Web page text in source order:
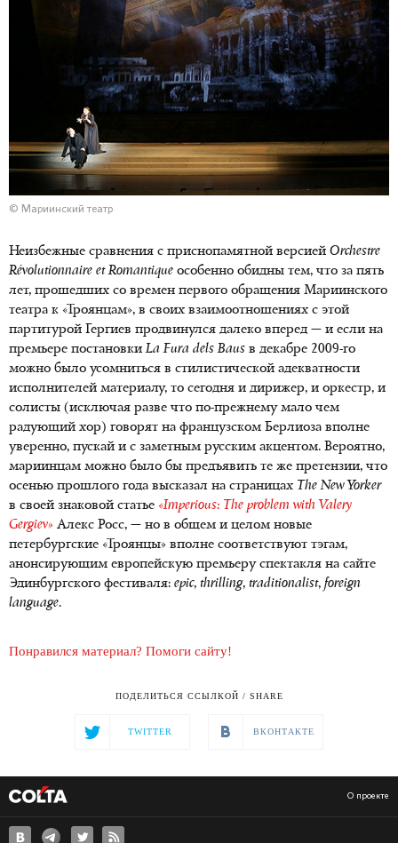
© Мариинский театр
Неизбежные сравнения с приснопамятной версией Orchestre
Révolutionnaire et Romantique особенно обидны тем, что за пять
лет, прошедших со времен первого обращения Мариинского
театра к «Троянцам», в своих взаимоотношениях с этой
партитурой Гергиев продвинулся далеко вперед — и если на
премьере постановкиLa Fura dels Baus в декабре 2009-го
можно было усомниться в стилистической адекватности
исполнителей материалу, то сегодня и дирижер, и оркестр, и
солисты (исключая разве что по-прежнему мало чем
радующий хор) говорят на французском Берлиоза вполне
уверенно, пускай и с заметным русским акцентом. Вероятно,
мариинцам можно было бы предъявить те же претензии, что
осенью прошлого года высказал на страницах The New Yorker
в своей знаковой статье «Imperious: The problem with Valery
Gergiev» Алекс Росс, — но в общем и целом новые
петербургские «Троянцы» вполне соответствуют тэгам,
анонсирующим европейскую премьеру спектакля на сайте
Эдинбургского фестиваля: epic, thrilling, traditionalist, foreign
language.
Понравился материал? Помоги сайту!
ПОДЕЛИТЬСЯ ССЫЛКОЙ / SHARE
TWITTER ВКОНТАКТЕ
О проекте